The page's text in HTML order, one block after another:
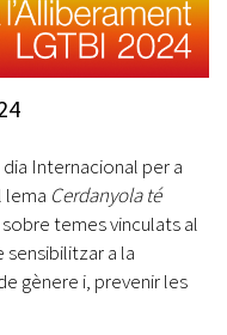
Internacional per a
lema Cerdanyola té
temes vinculats al
sensibilitzar a la
gènere i, prevenir les